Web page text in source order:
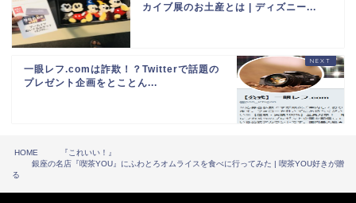
カイブ展のお土産とは | ディズニー...
一眼レフ.comは詐欺！？Twitterで話題の
プレゼント企画をとことん...
HOME
『これいい！』
銀座の名店『喫茶YOU』にふわとろオムライスを食べに行ってみた | 喫茶YOU好きが贈
る